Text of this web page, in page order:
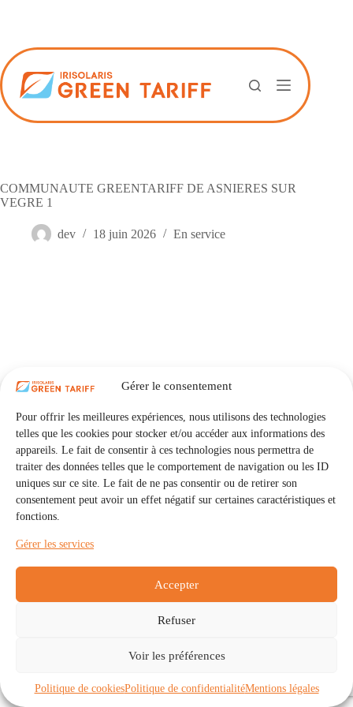
Gérer le consentement
Pour offrir les meilleures expériences, nous utilisons des technologies
telles que les cookies pour stocker et/ou accéder aux informations des
appareils. Le fait de consentir à ces technologies nous permettra de
traiter des données telles que le comportement de navigation ou les ID
uniques sur ce site. Le fait de ne pas consentir ou de retirer son
consentement peut avoir un effet négatif sur certaines caractéristiques et
fonctions.
Gérer les services
Accepter
Refuser
Voir les préférences
Politique de cookiesPolitique de confidentialitéMentions légales
COMMUNAUTE GREENTARIFF DE ASNIERES SUR
VEGRE 1
dev 18 juin 2026 En service
Communautés
À propos
Politique de cookies (UE)